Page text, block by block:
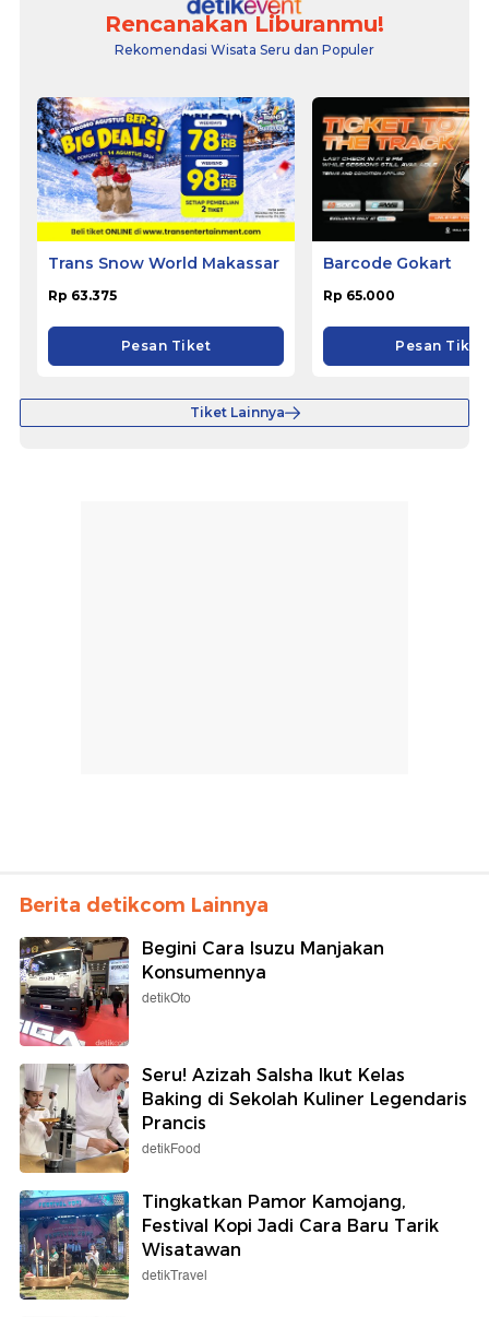
Rencanakan Liburanmu!
Rekomendasi Wisata Seru dan Populer
Trans Snow World Makassar
Rp 63.375
Pesan Tiket
Barcode Gokart
Rp 65.000
Pesan Tiket
Tiket Lainnya
Berita detikcom Lainnya
Begini Cara Isuzu Manjakan
Konsumennya
detikOto
Seru! Azizah Salsha Ikut Kelas
Baking di Sekolah Kuliner Legendaris
Prancis
detikFood
Tingkatkan Pamor Kamojang,
Festival Kopi Jadi Cara Baru Tarik
Wisatawan
detikTravel